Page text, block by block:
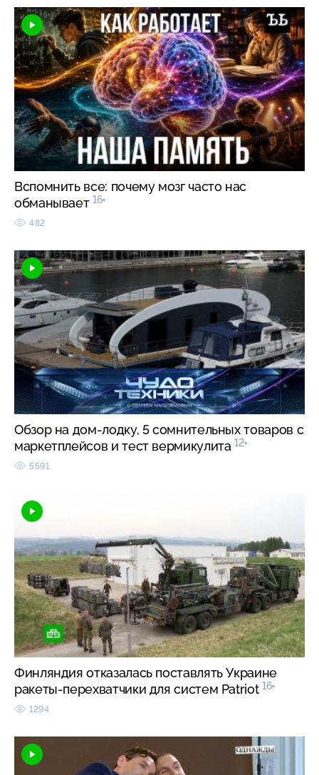
Вспомнить все: почему мозг часто нас
обманывает 16+
482
Обзор на дом-лодку, 5 сомнительных товаров с
маркетплейсов и тест вермикулита 12+
5591
Финляндия отказалась поставлять Украине
ракеты-перехватчики для систем Patriot 16+
1294